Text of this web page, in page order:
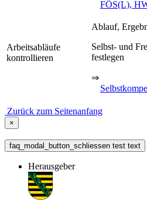
FÖS(L),
Arbeitsabläufe
kontrollieren
Ablauf,
Selbst- und
festlegen
⇒
Zurück zum Seitenanfang
×
faq_modal_button_schliessen test text
Herausgeber